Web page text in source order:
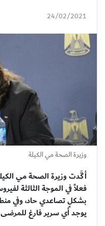
24/02/2021
وزيرة الصحة مي الكيلة
أكَّدت وزيرة الصحة مي
فعلاً في الموجة الثالثة
بشكلٍ تصاعدي حاد، وفي
يوجد أي سرير فارغ